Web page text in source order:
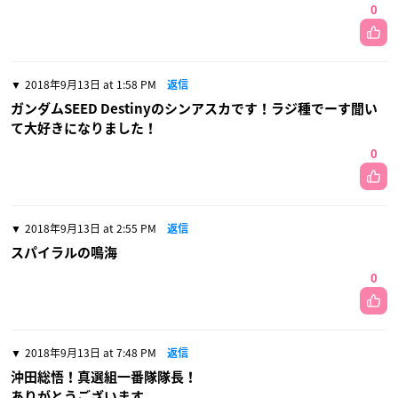
0
2018年9月13日 at 1:58 PM 返信
ガンダムSEED Destinyのシンアスカです！ラジ種でーす聞い
て大好きになりました！
0
2018年9月13日 at 2:55 PM 返信
スパイラルの鳴海
0
2018年9月13日 at 7:48 PM 返信
沖田総悟！真選組一番隊隊長！